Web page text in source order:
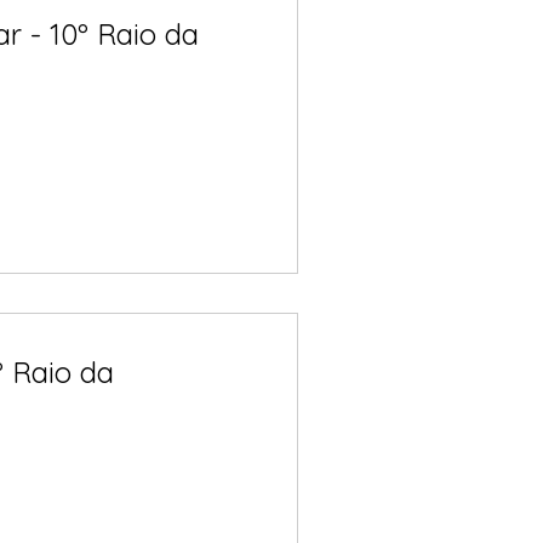
- 10º Raio da
Raio da